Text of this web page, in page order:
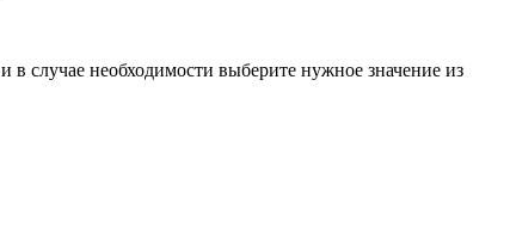
и в случае необходимости выберите нужное значение из